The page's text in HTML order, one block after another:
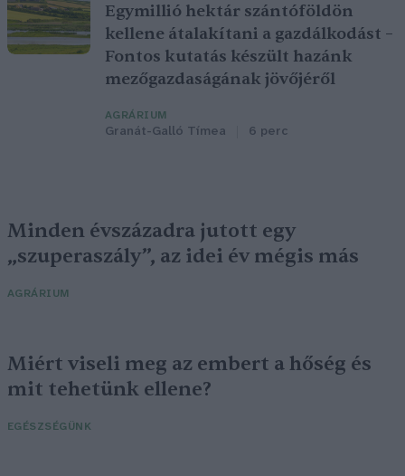
Egymillió hektár szántóföldön
kellene átalakítani a gazdálkodást –
Fontos kutatás készült hazánk
mezőgazdaságának jövőjéről
AGRÁRIUM
Granát-Galló Tímea 6 perc
Minden évszázadra jutott egy
„szuperaszály”, az idei év mégis más
AGRÁRIUM
Miért viseli meg az embert a hőség és
mit tehetünk ellene?
EGÉSZSÉGÜNK